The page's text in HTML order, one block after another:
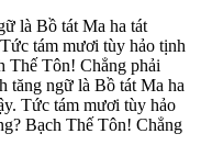
là Bồ tát Ma ha tát
tám mươi tùy hảo tịnh
Thế Tôn! Chẳng phải
tăng ngữ là Bồ tát Ma ha
Tức tám mươi tùy hảo
Bạch Thế Tôn! Chẳng